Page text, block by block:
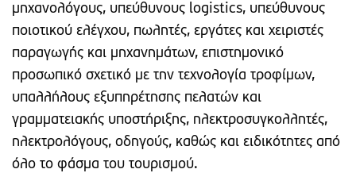
μηχανολόγους, υπεύθυνους logistics, υπεύθυνους
ποιοτικού ελέγχου, πωλητές, εργάτες και χειριστές
παραγωγής και μηχανημάτων, επιστημονικό
προσωπικό σχετικό με την τεχνολογία τροφίμων,
υπαλλήλους εξυπηρέτησης πελατών και
γραμματειακής υποστήριξης, ηλεκτροσυγκολλητές,
ηλεκτρολόγους, οδηγούς, καθώς και ειδικότητες από
όλο το φάσμα του τουρισμού.